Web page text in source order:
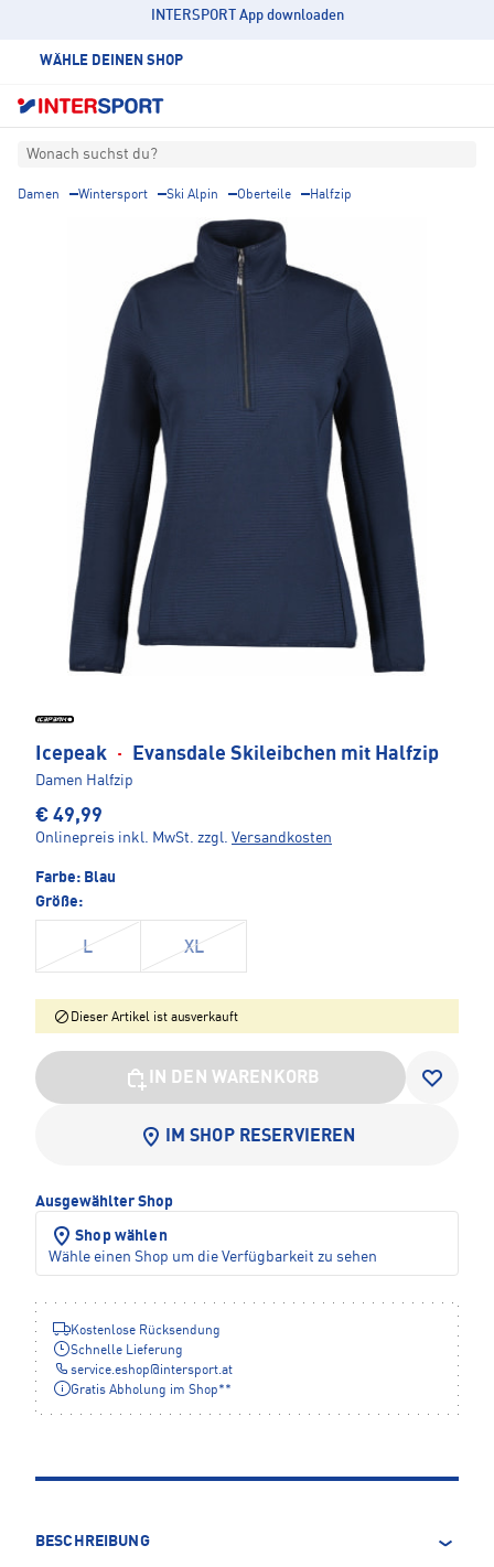
INTERSPORT App downloaden
WÄHLE DEINEN SHOP
Wonach suchst du?
Damen Wintersport Ski Alpin Oberteile Halfzip
Icepeak · Evansdale Skileibchen mit Halfzip
Damen Halfzip
€ 49,99
Onlinepreis inkl. MwSt. zzgl. Versandkosten
Farbe: Blau
Größe:
L XL
Dieser Artikel ist ausverkauft
IN DEN WARENKORB
IM SHOP RESERVIEREN
Ausgewählter Shop
Shop wählen
Wähle einen Shop um die Verfügbarkeit zu sehen
Kostenlose Rücksendung
Schnelle Lieferung
service.eshop@ intersport.at
Gratis Abholung im Shop**
BESCHREIBUNG